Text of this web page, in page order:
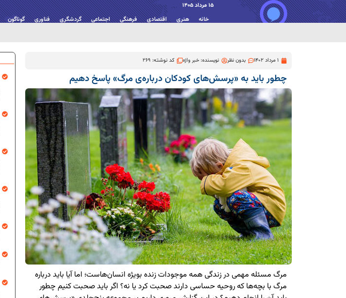
15 مرداد 1405
خانه هنری اقتصادی فرهنگی اجتماعی گردشگری فناوری گوناگون
1 مرداد 1402 بدون نظر نویسنده:خبر واژه کد نوشته: 269
چطور باید به «پرسش‌های کودکان درباره‌ی مرگ» پاسخ دهیم
مرگ مسئله مهمی در زندگی همه موجودات زنده بویژه انسان‌هاست؛ اما آیا باید درباره
مرگ با بچه‌ها که روحیه حساسی دارند صحبت کرد یا نه؟ اگر باید صحبت کنیم چطور